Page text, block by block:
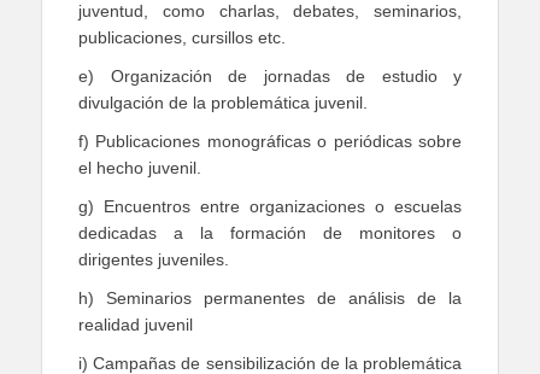
juventud, como charlas, debates, seminarios,
publicaciones, cursillos etc.
e) Organización de jornadas de estudio y
divulgación de la problemática juvenil.
f) Publicaciones monográficas o periódicas sobre
el hecho juvenil.
g) Encuentros entre organizaciones o escuelas
dedicadas a la formación de monitores o
dirigentes juveniles.
h) Seminarios permanentes de análisis de la
realidad juvenil
i) Campañas de sensibilización de la problemática